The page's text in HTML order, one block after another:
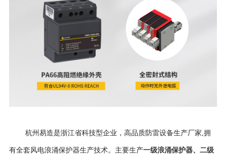
杭州易造是浙江省科技型企业，高品质防雷设备生产厂家,拥
有全套风电浪涌保护器生产技术。主要生产一级浪涌保护器、 二级